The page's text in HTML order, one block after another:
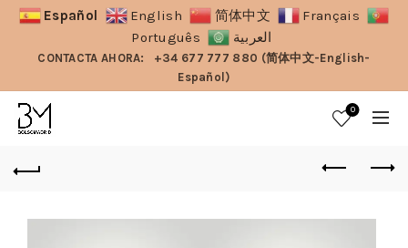
Español English 简体中文
Français
Português
العربية
CONTACTA AHORA:
+34 677 777 880 (简体中文-English-
Español)
0